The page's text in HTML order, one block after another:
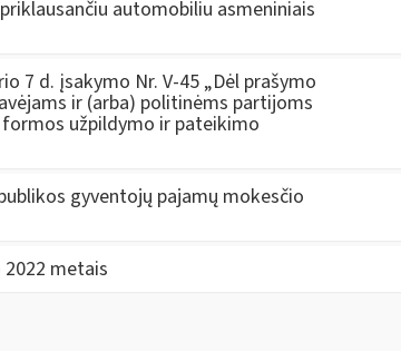
automobiliu asmeniniais
7 d. įsakymo Nr. V-45 „Dėl prašymo
ir (arba) politinėms partijoms
užpildymo ir pateikimo
gyventojų pajamų mokesčio
metais